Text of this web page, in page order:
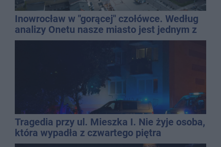
Inowrocław w "gorącej" czołówce. Według
analizy Onetu nasze miasto jest jednym z
najbardziej narażonych na upały
Tragedia przy ul. Mieszka I. Nie żyje osoba,
która wypadła z czwartego piętra